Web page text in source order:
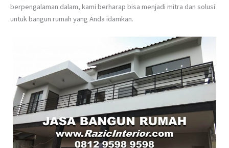
berpengalaman dalam, kami berharap bisa menjadi mitra dan solusi
untuk bangun rumah yang Anda idamkan.